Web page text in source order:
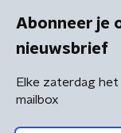
Abonneer je
nieuwsbrief
Elke zaterdag
mailbox